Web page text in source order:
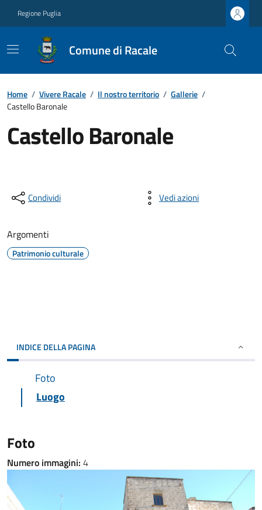
Regione Puglia
Comune di Racale
Home / Vivere Racale / Il nostro territorio / Gallerie /
Castello Baronale
Castello Baronale
Condividi Vedi azioni
Argomenti
Patrimonio culturale
INDICE DELLA PAGINA
Foto
Luogo
Foto
Numero immagini: 4